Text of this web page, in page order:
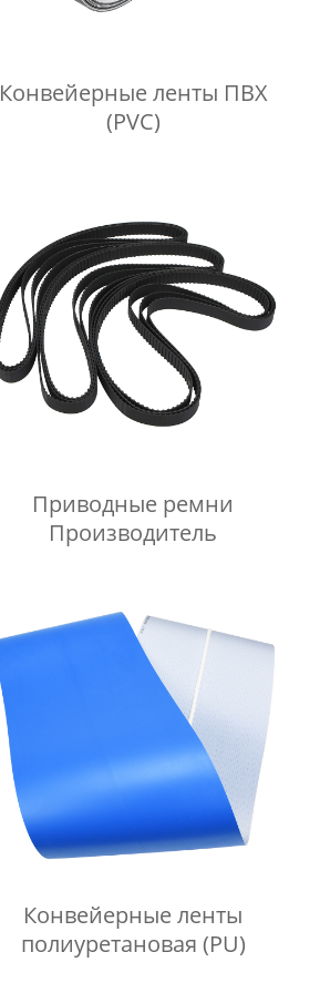
Конвейерные ленты ПВХ
(PVC)
Приводные ремни
Производитель
Конвейерные ленты
полиуретановая (PU)